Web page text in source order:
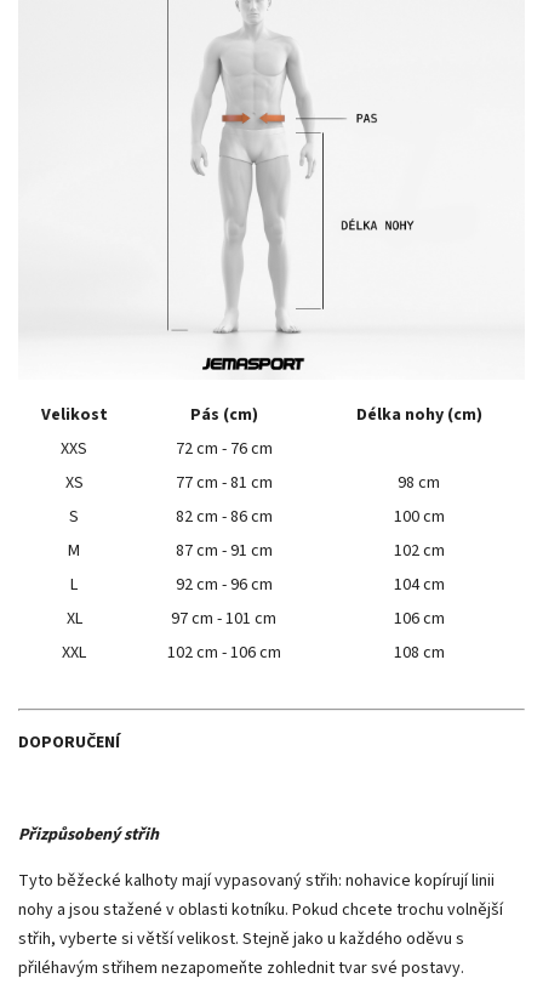
Velikost Pás (cm)
Délka nohy (cm)
XXS
72 cm - 76 cm
XS
77 cm - 81 cm
98 cm
S
82 cm - 86 cm
100 cm
M
87 cm - 91 cm
102 cm
L
92 cm - 96 cm
104 cm
XL
97 cm - 101 cm
106 cm
XXL
102 cm - 106 cm 108 cm
DOPORUČENÍ
Přizpůsobený střih
Tyto běžecké kalhoty mají vypasovaný střih: nohavice kopírují linii
nohy a jsou stažené v oblasti kotníku. Pokud chcete trochu volnější
střih, vyberte si větší velikost. Stejně jako u každého oděvu s
přiléhavým střihem nezapomeňte zohlednit tvar své postavy.